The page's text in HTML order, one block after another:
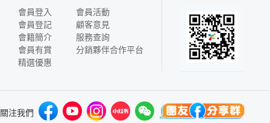
會員登入
會員登記
會籍簡介
會員有賞
精選優惠
會員活動
顧客意見
服務查詢
分銷夥伴合作平台
關注我們